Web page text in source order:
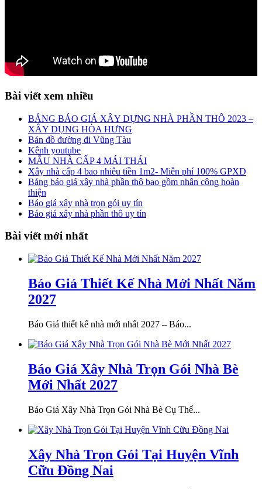
Bài viết xem nhiều
BẢNG BÁO GIÁ XÂY DỰNG NHÀ PHẦN THÔ 2023 –
XÂY DỤNG HÒA HƯNG
Bản đồ đường đi Vũng Tàu
Kênh youtube
MẪU NHÀ CẤP 4 MÁI THÁI
Xây nhà cấp 4 bao nhiêu tiền 1m2- Miễn phí 100% GPXD
Bảng báo giá xây nhà phần thô bao gồm nhân công hoàn
thiện
Báo giá xây nhà trọn gói uy tín
Báo giá xây nhà phần thô uy tín
Bài viết mới nhất
Báo Giá Thiết Kế Nhà Mới Nhất Năm
2027
Báo Giá thiết kế nhà mới nhất 2027 – Báo...
Báo Giá Xây Nhà Trọn Gói Nhà Bè
Mới Nhất 2027
Báo Giá Xây Nhà Trọn Gói Nhà Bè Cụ Thể...
Xây Nhà Trọn Gói Tại Huyện Vĩnh
Cữu Đồng Nai